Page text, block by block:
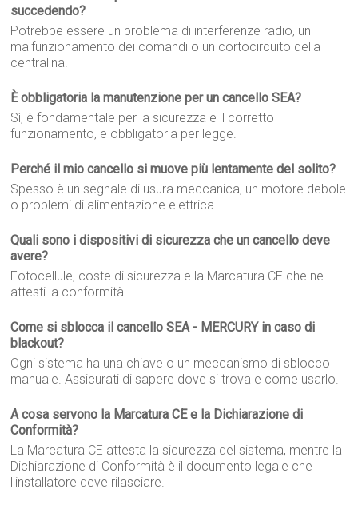
succedendo?
Potrebbe essere un problema di interferenze radio, un
malfunzionamento dei comandi o un cortocircuito della
centralina.
È obbligatoria la manutenzione per un cancello SEA?
Sì, è fondamentale per la sicurezza e il corretto
funzionamento, e obbligatoria per legge.
Perché il mio cancello si muove più lentamente del solito?
Spesso è un segnale di usura meccanica, un motore debole
o problemi di alimentazione elettrica.
Quali sono i dispositivi di sicurezza che un cancello deve
avere?
Fotocellule, coste di sicurezza e la Marcatura CE che ne
attesti la conformità.
Come si sblocca il cancello SEA - MERCURY in caso di
blackout?
Ogni sistema ha una chiave o un meccanismo di sblocco
manuale. Assicurati di sapere dove si trova e come usarlo.
A cosa servono la Marcatura CE e la Dichiarazione di
Conformità?
La Marcatura CE attesta la sicurezza del sistema, mentre la
Dichiarazione di Conformità è il documento legale che
l'installatore deve rilasciare.